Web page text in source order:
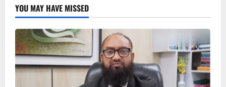
YOU MAY HAVE MISSED